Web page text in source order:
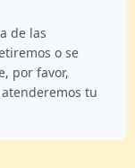
de las
o se
por favor,
tu